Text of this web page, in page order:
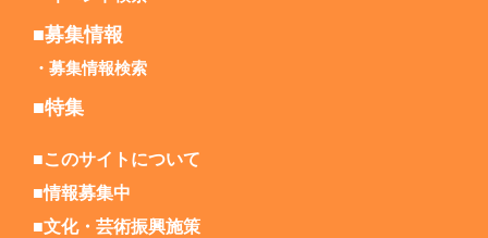
■募集情報
募集情報検索
■特集
■このサイトについて
■情報募集中
■文化・芸術振興施策